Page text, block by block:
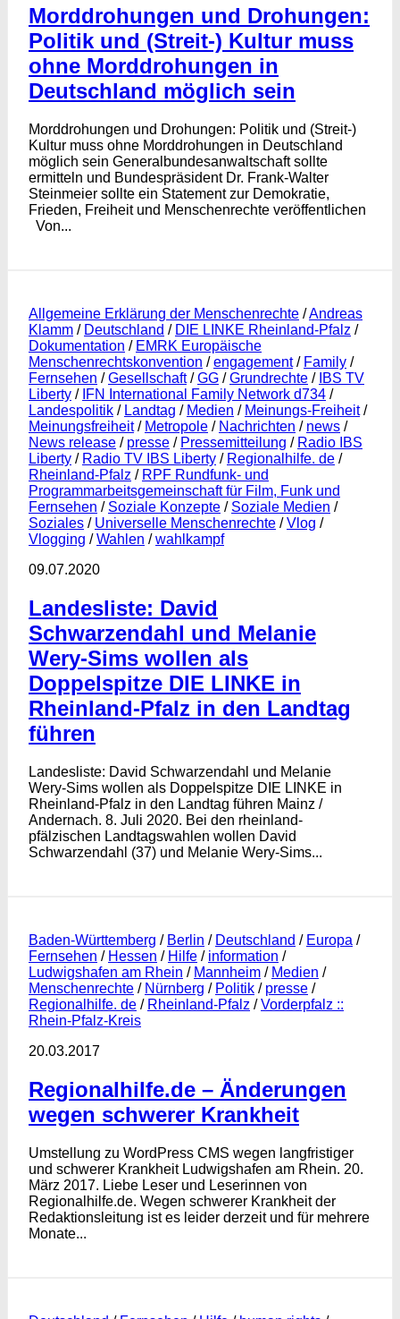
Morddrohungen und Drohungen:
Politik und (Streit-) Kultur muss
ohne Morddrohungen in
Deutschland möglich sein
Morddrohungen und Drohungen: Politik und (Streit-)
Kultur muss ohne Morddrohungen in Deutschland
möglich sein Generalbundesanwaltschaft sollte
ermitteln und Bundespräsident Dr. Frank-Walter
Steinmeier sollte ein Statement zur Demokratie,
Frieden, Freiheit und Menschenrechte veröffentlichen
Von...
Allgemeine Erklärung der Menschenrechte /Andreas
Klamm / Deutschland / DIE LINKE Rheinland-Pfalz /
Dokumentation / EMRK Europäische
Menschenrechtskonvention /engagement/ Family /
Fernsehen /Gesellschaft/GG /Grundrechte / IBS TV
Liberty / IFN International Family Network d734 /
Landespolitik / Landtag / Medien / Meinungs-Freiheit/
Meinungsfreiheit/ Metropole / Nachrichten / news /
News release / presse / Pressemitteilung / Radio IBS
Liberty / Radio TV IBS Liberty / Regionalhilfe. de /
Rheinland-Pfalz / RPF Rundfunk- und
Programmarbeitsgemeinschaft für Film, Funk und
Fernsehen / Soziale Konzepte / Soziale Medien /
Soziales / Universelle Menschenrechte /Vlog /
Vlogging /Wahlen /wahlkampf
09.07.2020
Landesliste: David
Schwarzendahl und Melanie
Wery-Sims wollen als
Doppelspitze DIE LINKE in
Rheinland-Pfalz in den Landtag
führen
Landesliste: David Schwarzendahl und Melanie
Wery-Sims wollen als Doppelspitze DIE LINKE in
Rheinland-Pfalz in den Landtag führen Mainz /
Andernach. 8. Juli 2020. Bei den rheinland-
pfälzischen Landtagswahlen wollen David
Schwarzendahl (37) und Melanie Wery-Sims...
Baden-Württemberg / Berlin / Deutschland / Europa /
Fernsehen / Hessen / Hilfe / information /
Ludwigshafen am Rhein / Mannheim / Medien /
Menschenrechte / Nürnberg / Politik / presse /
Regionalhilfe. de / Rheinland-Pfalz /Vorderpfalz ::
Rhein-Pfalz-Kreis
20.03.2017
Regionalhilfe.de – Änderungen
wegen schwerer Krankheit
Umstellung zu WordPress CMS wegen langfristiger
und schwerer Krankheit Ludwigshafen am Rhein. 20.
März 2017. Liebe Leser und Leserinnen von
Regionalhilfe.de. Wegen schwerer Krankheit der
Redaktionsleitung ist es leider derzeit und für mehrere
Monate...